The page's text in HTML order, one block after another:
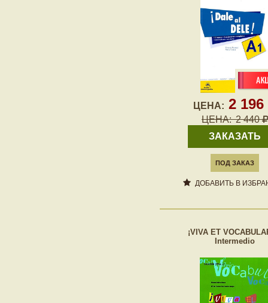
ЦЕНА: 2 196
ЦЕНА: 2 440
ЗАКАЗАТЬ
ПОД ЗАКАЗ
ДОБАВИТЬ В
¡VIVA ET
Intermedio